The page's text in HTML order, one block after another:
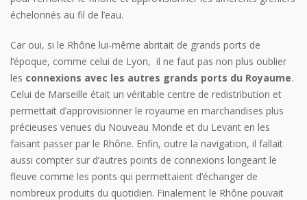
échelonnés au fil de l’eau.
Car oui, si le Rhône lui-même abritait de grands ports de
l’époque, comme celui de Lyon, il ne faut pas non plus oublier
les connexions avec les autres grands ports du Royaume.
Celui de Marseille était un véritable centre de redistribution et
permettait d’approvisionner le royaume en marchandises plus
précieuses venues du Nouveau Monde et du Levant en les
faisant passer par le Rhône. Enfin, outre la navigation, il fallait
aussi compter sur d’autres points de connexions longeant le
fleuve comme les ponts qui permettaient d’échanger de
nombreux produits du quotidien. Finalement le Rhône pouvait